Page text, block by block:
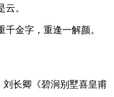
。
金字，重逢一解颜。
刘长卿《碧涧别墅喜皇甫